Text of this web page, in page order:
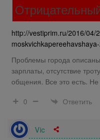
http://vestiprim.ru/2016/04/
Проблемы города
зарплаты, отсутствие
общения. Все это есть.
0
Ответить
Vic